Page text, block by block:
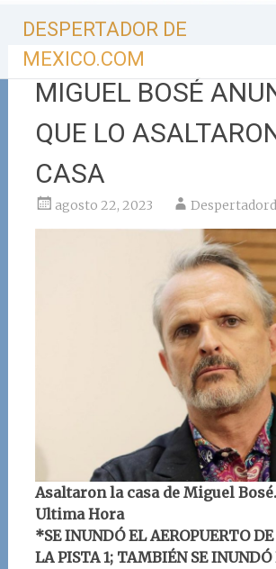
contenido
DESPERTADOR DE
MEXICO.COM
MIGUEL BOSÉ
QUE LO
CASA
agosto 22, 2023
Asaltaron la casa de Miguel
Ultima Hora
*SE INUNDÓ EL AEROPUERTO
LA PISTA 1; TAMBIÉN SE